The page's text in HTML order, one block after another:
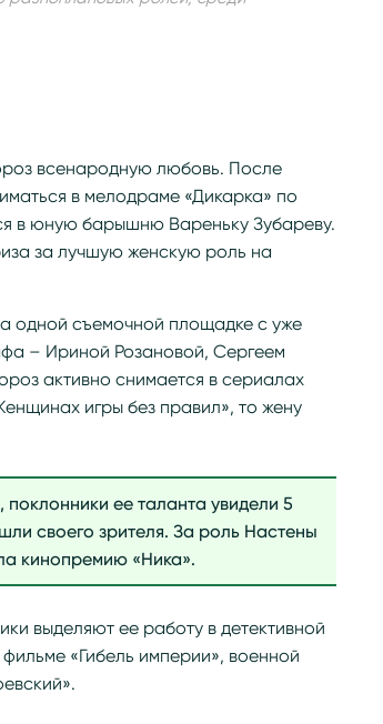
всенародную любовь. После
в мелодраме «Дикарка» по
в юную барышню Вареньку Зубареву.
за лучшую женскую роль на
одной съемочной площадке с уже
– Ириной Розановой, Сергеем
активно снимается в сериалах
игры без правил», то жену
ее таланта увидели 5
своего зрителя. За роль Настены
кинопремию «Ника».
выделяют ее работу в детективной
«Гибель империи», военной